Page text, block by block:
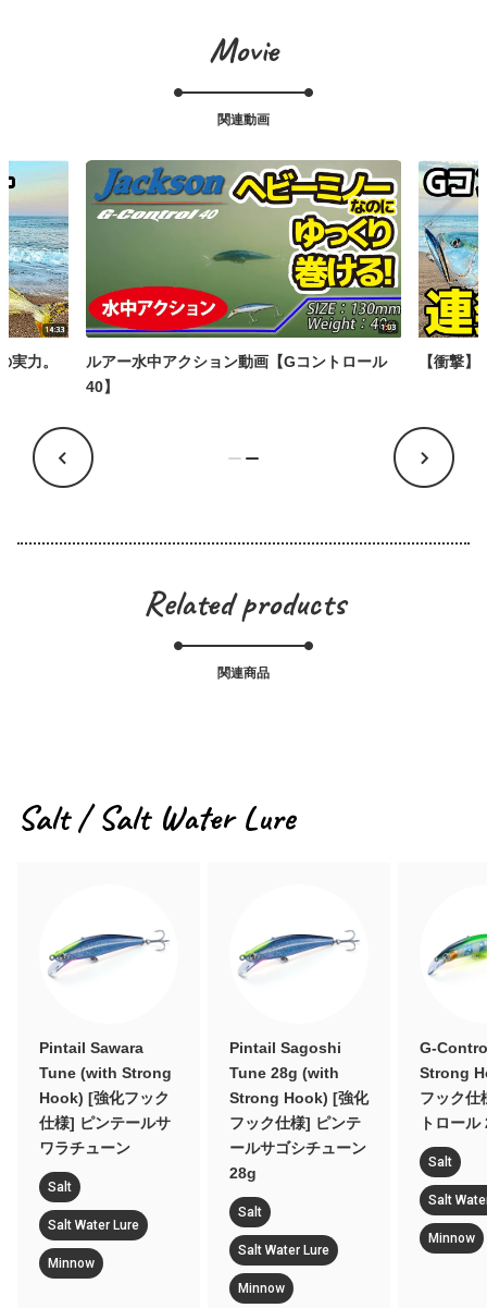
Movie
関連動画
実力。
ルアー水中アクション動画【Gコントロール
40】
【衝撃
Related products
関連商品
Salt / Salt Water Lure
Pintail Sawara
Tune (with Strong
Hook) [強化フック
仕様] ピンテールサ
ワラチューン
Salt
Salt Water Lure
Minnow
Pintail Sagoshi
Tune 28g (with
Strong Hook) [強化
フック仕様] ピンテ
ールサゴシチューン
28g
Salt
Salt Water Lure
Minnow
G-
Strong
フック仕
トロール
Salt
Salt
Minnow